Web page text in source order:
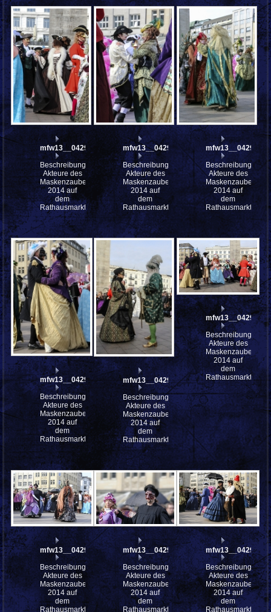
mfw13__042984
Beschreibung:
Akteure des
Maskenzauber
2014 auf
dem
Rathausmarkt
mfw13__042982
Beschreibung:
Akteure des
Maskenzauber
2014 auf
dem
Rathausmarkt
mfw13__042980
Beschreibung:
Akteure des
Maskenzauber
2014 auf
dem
Rathausmarkt
mfw13__042978
Beschreibung:
Akteure des
Maskenzauber
2014 auf
dem
Rathausmarkt
mfw13__042977
Beschreibung:
Akteure des
Maskenzauber
2014 auf
dem
Rathausmarkt
mfw13__042976
Beschreibung:
Akteure des
Maskenzauber
2014 auf
dem
Rathausmarkt
mfw13__042974
Beschreibung:
Akteure des
Maskenzauber
2014 auf
dem
Rathausmarkt
mfw13__042973
Beschreibung:
Akteure des
Maskenzauber
2014 auf
dem
Rathausmarkt
mfw13__042972
Beschreibung:
Akteure des
Maskenzauber
2014 auf
dem
Rathausmarkt